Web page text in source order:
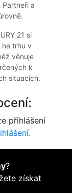
a
21 si
trhu v
věnuje
k
situacích.
přihlášení
?
získat